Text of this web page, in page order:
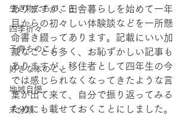
生き物たちのこと
四季折々
子育ちのこと
好きな本のこと
地域自慢
未分類
ありますが、田舎暮らしを始めて一年
目からの初々しい体験談などを一所懸
命書き綴ってあります。記載にいい加
減なことも多く、お恥ずかしい記事も
ありますが、移住者として四年生の今
では感じられなくなってきたような言
葉が出て来て、自分で振り返ってみる
ためにも載せておくことにしました。